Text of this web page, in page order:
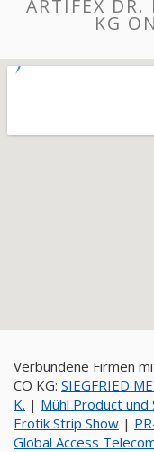
ARTIFEX
KG
Verbundene Firmen
CO KG: SIEGFRIED
K. | Mühl Product und
Erotik Strip Show |
Global Access